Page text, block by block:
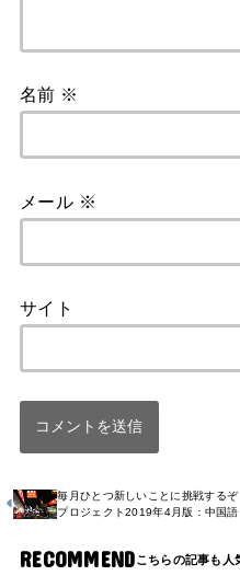
名前 ※
メール ※
サイト
毎月ひとつ新しいことに挑戦するぞ
プロジェクト2019年4月版：中国語
RECOMMEND